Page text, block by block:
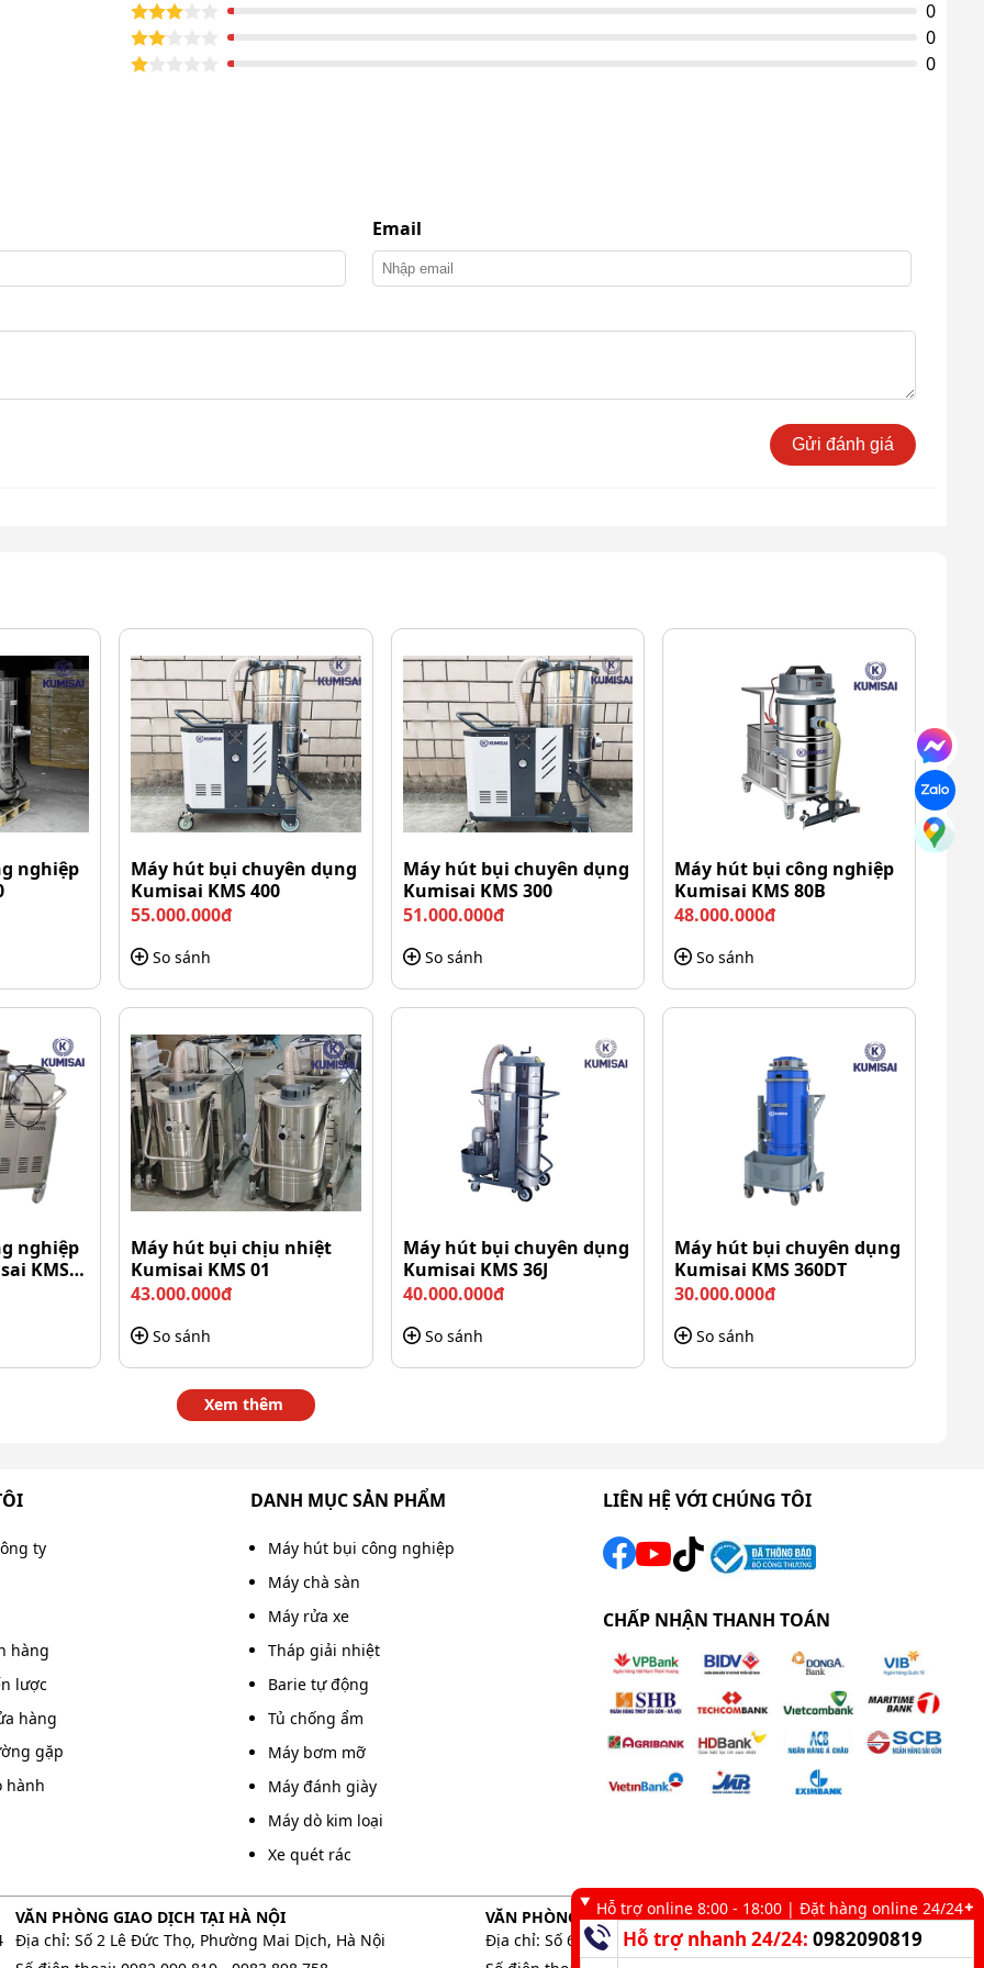
làm nóng nước một cách cực nhanh, chỉ trong vài
dàng được loại bỏ.
sức chứa cho công việc giặt thảm liên tục mà không
đoạn.
sẽ không phải lo lắng về việc thay nước nhiều lần,
việc diễn ra liên tục
53L/s
khí 53L/s, máy có khả năng hút bụi và nước thải
sẽ hút sạch nhanh chóng, giúp thảm khô ngay
thảm bị ẩm mốc, đặc biệt là trong môi trường ẩm
suất làm sạch tốt
0
0
0
Email
Gửi đánh giá
nghiệp
Máy hút bụi chuyên dụng
Kumisai KMS 400
55.000.000đ
So sánh
Máy hút bụi chuyên dụng
Kumisai KMS 300
51.000.000đ
So sánh
Máy hút bụi công nghiệp
Kumisai KMS 80B
48.000.000đ
So sánh
nghiệp
KMS
Máy hút bụi chịu nhiệt
Kumisai KMS 01
43.000.000đ
So sánh
Máy hút bụi chuyên dụng
Kumisai KMS 36J
40.000.000đ
So sánh
Máy hút bụi chuyên dụng
Kumisai KMS 360DT
30.000.000đ
So sánh
Xem thêm
ty
hàng
lược
hàng
gặp
hành
DANH MỤC SẢN PHẨM
Máy hút bụi công nghiệp
Máy chà sàn
Máy rửa xe
Tháp giải nhiệt
Barie tự động
Tủ chống ẩm
Máy bơm mỡ
Máy đánh giày
Máy dò kim loại
Xe quét rác
LIÊN HỆ VỚI CHÚNG TÔI
CHẤP NHẬN THANH TOÁN
VĂN PHÒNG GIAO DỊCH TẠI HÀ NỘI
Địa chỉ: Số 2 Lê Đức Thọ, Phường Mai Dịch, Hà Nội
VĂN PHÒNG GIAO DỊCH TẠI TP. HCM
Địa chỉ: Số 6 kênh 19/5, Phường Tân Sơn Nhì, TP. HCM
Hỗ trợ online 8:00 - 18:00 | Đặt hàng online 24/24
Hỗ trợ nhanh 24/24:0982090819